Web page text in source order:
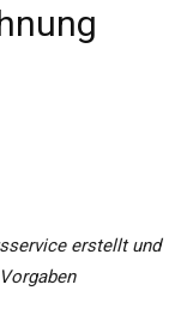
erstellt und